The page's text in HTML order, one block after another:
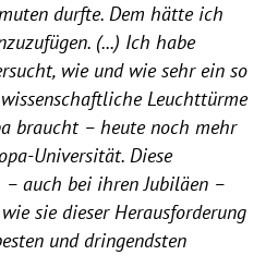
durfte. Dem hätte ich
(...) Ich habe
wie und wie sehr ein so
Leuchttürme
braucht – heute noch mehr
Universität. Diese
auch bei ihren Jubiläen –
sie dieser Herausforderung
und dringendsten